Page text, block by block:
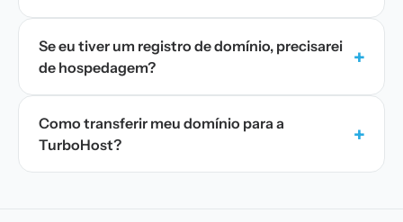
Se eu tiver um registro de domínio, precisarei
de hospedagem?
+
Como transferir meu domínio para a
TurboHost?
+